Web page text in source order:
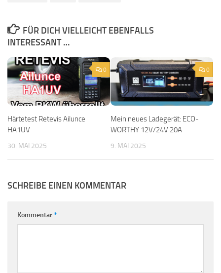
FÜR DICH VIELLEICHT EBENFALLS
INTERESSANT …
0
Härtetest Retevis Ailunce
HA1UV
30. MAI 2025
0
Mein neues Ladegerät: ECO-
WORTHY 12V/24V 20A
9. MAI 2025
SCHREIBE EINEN KOMMENTAR
Kommentar*